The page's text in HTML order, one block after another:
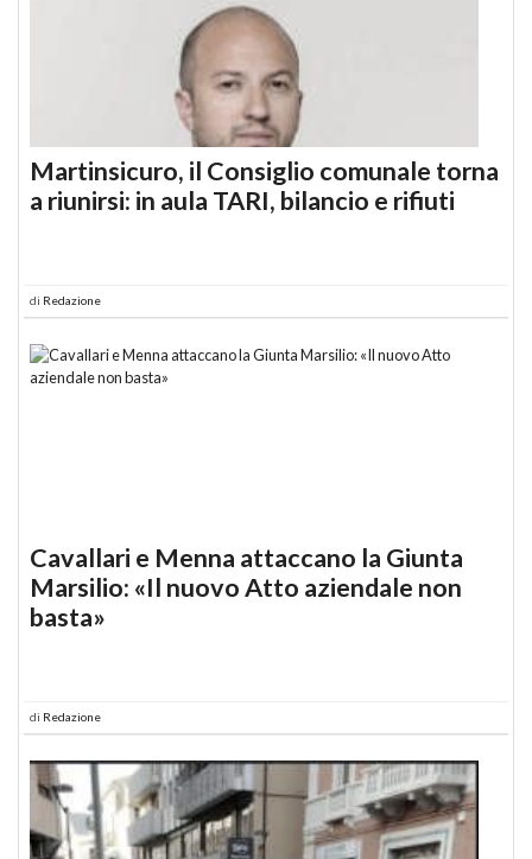
Martinsicuro, il Consiglio comunale torna
a riunirsi: in aula TARI, bilancio e rifiuti
di Redazione
Cavallari e Menna attaccano la Giunta
Marsilio: «Il nuovo Atto aziendale non
basta»
di Redazione